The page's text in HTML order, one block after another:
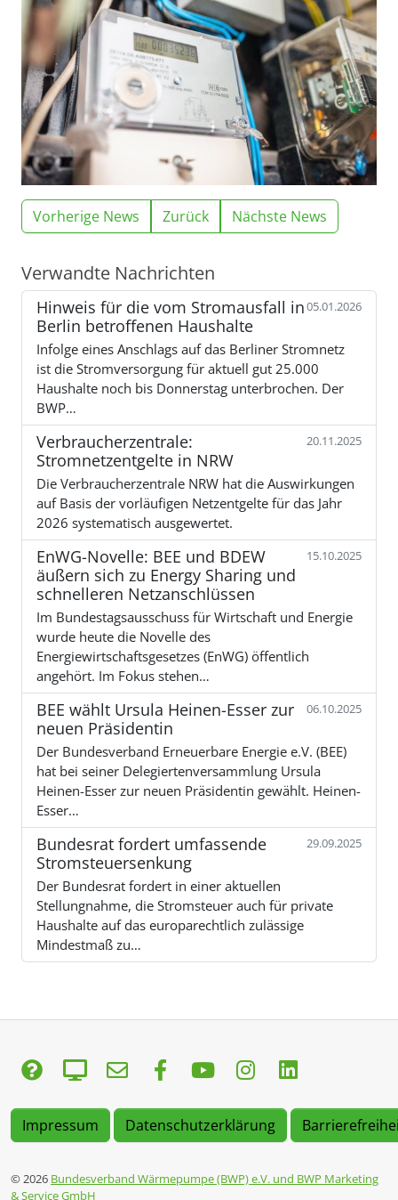
Vorherige News Zurück Nächste News
Verwandte Nachrichten
Hinweis für die vom Stromausfall in
Berlin betroffenen Haushalte
05.01.2026
Infolge eines Anschlags auf das Berliner Stromnetz
ist die Stromversorgung für aktuell gut 25.000
Haushalte noch bis Donnerstag unterbrochen. Der
BWP…
Verbraucherzentrale:
Stromnetzentgelte in NRW
20.11.2025
Die Verbraucherzentrale NRW hat die Auswirkungen
auf Basis der vorläufigen Netzentgelte für das Jahr
2026 systematisch ausgewertet.
EnWG-Novelle: BEE und BDEW
äußern sich zu Energy Sharing und
schnelleren Netzanschlüssen
15.10.2025
Im Bundestagsausschuss für Wirtschaft und Energie
wurde heute die Novelle des
Energiewirtschaftsgesetzes (EnWG) öffentlich
angehört. Im Fokus stehen…
BEE wählt Ursula Heinen-Esser zur
neuen Präsidentin
06.10.2025
Der Bundesverband Erneuerbare Energie e.V. (BEE)
hat bei seiner Delegiertenversammlung Ursula
Heinen-Esser zur neuen Präsidentin gewählt. Heinen-
Esser…
Bundesrat fordert umfassende
Stromsteuersenkung
29.09.2025
Der Bundesrat fordert in einer aktuellen
Stellungnahme, die Stromsteuer auch für private
Haushalte auf das europarechtlich zulässige
Mindestmaß zu…
Impressum Datenschutzerklärung
© 2026 Bundesverband Wärmepumpe (BWP) e.V. und BWP Marketing
& Service GmbH